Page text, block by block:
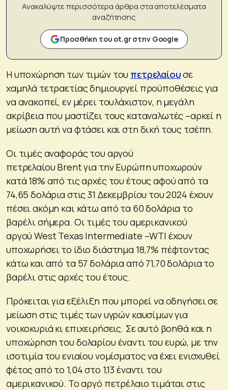
Ανακαλύψτε περισσότερα άρθρα στα αποτελέσματα
αναζήτησης
Προσθήκη του ot.gr στην Google
Η υποχώρηση των τιμών του πετρελαίουσε
χαμηλά τετραετίας δημιουργεί προϋποθέσεις για
να ανακοπεί, εν μέρει τουλάχιστον, η μεγάλη
ακρίβεια που μαστίζει τους καταναλωτές –αρκεί η
μείωση αυτή να φτάσει και στη δική τους τσέπη.
Οι τιμές αναφοράς του αργού
πετρελαίου Brent για την Ευρώπη υποχωρούν
κατά 18% από τις αρχές του έτους αφού από τα
74,65 δολάρια στις 31 Δεκεμβρίου του 2024 έχουν
πέσει ακόμη και κάτω από τα 60 δολάρια το
βαρέλι σήμερα. Οι τιμές του αμερικανικού
αργού West Texas Intermediate –WTI έχουν
υποχωρήσει το ίδιο διάστημα 18,7% πέφτοντας
κάτω και από τα 57 δολάρια από 71,70 δολάρια το
βαρέλι στις αρχές του έτους.
Πρόκειται για εξέλιξη που μπορεί να οδηγήσει σε
μείωση στις τιμές των υγρών καυσίμων για
νοικοκυριά κι επιχειρήσεις. Σε αυτό βοηθά και η
υποχώρηση του δολαρίου έναντι του ευρώ, με την
ισοτιμία του ενιαίου νομίσματος να έχει ενισχυθεί
φέτος από το 1,04 στο 1,13 έναντι του
αμερικανικού. Το αργό πετρέλαιο τιμάται στις